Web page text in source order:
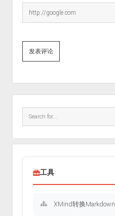
工具
XMind转换Markdown